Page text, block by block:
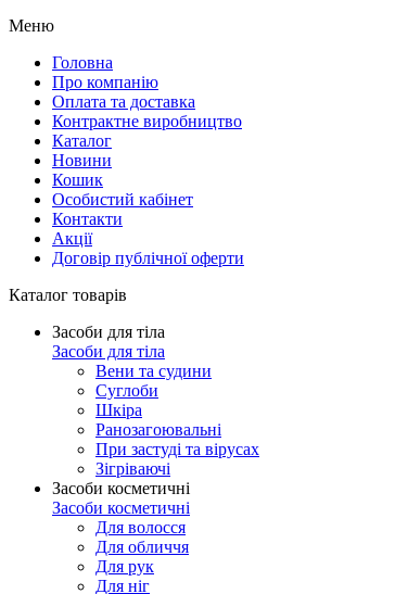
Меню
Головна
Про компанію
Оплата та доставка
Контрактне виробництво
Каталог
Новини
Кошик
Особистий кабінет
Контакти
Акції
Договір публічної оферти
Каталог товарів
Засоби для тіла
Засоби для тіла
Вени та судини
Суглоби
Шкіра
Ранозагоювальні
При застуді та вірусах
Зігріваючі
Засоби косметичні
Засоби косметичні
Для волосся
Для обличчя
Для рук
Для ніг